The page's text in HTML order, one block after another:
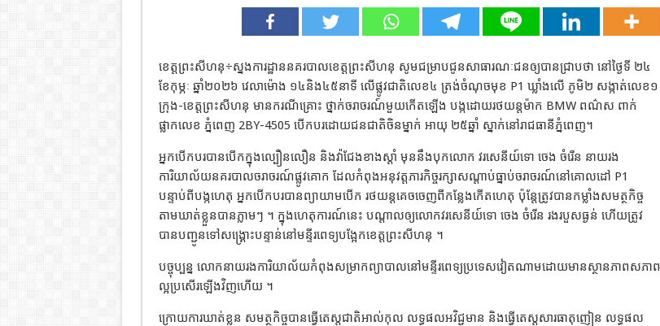
ខេត្តព្រះសីហនុ÷ស្នងការដ្ឋាននគរបាលខេត្តព្រះសីហនុ សូមជម្រាបជូនសាធារណៈជនឲ្យបានជ្រាបថា នៅថ្ងៃទី ២៤
ខែកុម្ភៈ ឆ្នាំ២០២៦ វេលាម៉ោង ១៤និង៤៥នាទី លើផ្លូវជាតិលេខ៤ ត្រង់ចំណុចមុខ P1 ឃ្លាំងលើ ភូមិ២ សង្កាត់លេខ១
ក្រុង-ខេត្តព្រះសីហនុ មានករណីគ្រោះ ថ្នាក់ចរាចរណ៍មួយកើតឡើង បង្កដោយរថយន្តម៉ាក BMW ពណ៌ស ពាក់
ផ្លាកលេខ ភ្នំពេញ 2BY-4505 បើកបរដោយជនជាតិចិនម្នាក់ អាយុ ២៥ឆ្នាំ ស្នាក់នៅរាជធានីភ្នំពេញ។
អ្នកបើកបរបានបើកក្នុងល្បឿនលឿន និងវ៉ាជែងខាងស្តាំ មុននឹងបុកលោក វរសេនីយ៍ទោ ចេង ចំរើន នាយរង
ការិយាល័យនគរបាលចរាចរណ៍ផ្លូវគោក ដែលកំពុងអនុវត្តភារកិច្ចរក្សាសណ្តាប់ធ្នាប់ចរាចរណ៍នៅគោលដៅ P1
បន្ទាប់ពីបង្កហេតុ អ្នកបើកបរបានព្យាយាមបើក រថយន្តគេចចេញពីកន្លែងកើតហេតុ ប៉ុន្តែត្រូវបានកម្លាំងសមត្ថកិច្ច
តាមឃាត់ខ្លួនបានភ្លាមៗ ។ ក្នុងហេតុការណ៍នេះ បណ្តាលឲ្យលោកវរសេនីយ៍ទោ ចេង ចំរើន រងរបួសធ្ងន់ ហើយត្រូវ
បានបញ្ជូនទៅសង្គ្រោះបន្ទាន់នៅមន្ទីរពេទ្យបង្អែកខេត្តព្រះសីហនុ ។
បច្ចុប្បន្ន លោកនាយរងការិយាល័យកំពុងសម្រាកព្យាបាលនៅមន្ទីរពេទ្យប្រទេសវៀតណាមដោយមានស្ថានភាពសភាព
ល្អប្រសើរឡើងវិញហើយ ។
ក្រោយការឃាត់ខ្លួន សមត្ថកិច្ចបានធ្វើតេស្តជាតិអាល់កុល លទ្ធផលអវិជ្ជមាន និងធ្វើតេស្តសារធាតុញៀន លទ្ធផល